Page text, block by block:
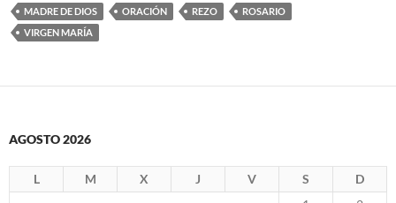
MADRE DE DIOS ORACIÓN REZO
ROSARIO
VIRGEN MARÍA
AGOSTO 2026
L M X J V S
D